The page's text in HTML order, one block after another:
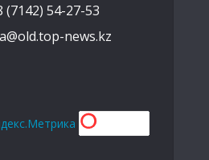
(7142) 54-27-53
news.kz